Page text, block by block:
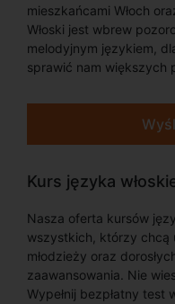
mieszkańcami Włoch
Włoski jest wbrew
melodyjnym językiem,
sprawić nam większych
Kurs języka
Nasza oferta kursów
wszystkich, którzy chcą
młodzieży oraz
zaawansowania. Nie
Wypełnij bezpłatny test